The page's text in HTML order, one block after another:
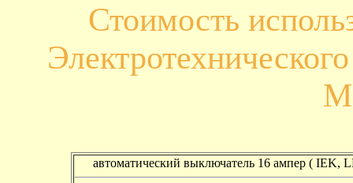
Стоимость
автоматический выключатель 16 ампер (